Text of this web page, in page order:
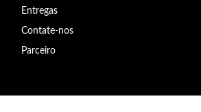
Entregas
Contate-nos
Parceiro